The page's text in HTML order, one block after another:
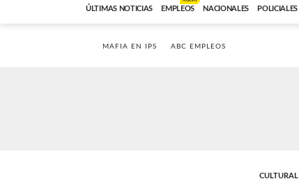
ÚLTIMAS NOTICIAS EMPLEOS NACIONALES POLICIALES
MAFIA EN IPS ABC EMPLEOS
CULTURAL